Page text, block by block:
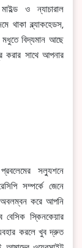
ও ন্যাচারাল
থাকা ব্ল্যাকহেডস,
বিদ্যমান আছে
করার সাথে আপনার
সল্যুশনে
সম্পর্কে জেনে
করে আপনি
স্কিনকেয়ার
করলে খুব দ্রুত